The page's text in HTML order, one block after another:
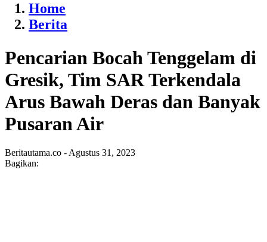
Home
Berita
Pencarian Bocah Tenggelam di
Gresik, Tim SAR Terkendala
Arus Bawah Deras dan Banyak
Pusaran Air
Beritautama.co - Agustus 31, 2023
Bagikan: